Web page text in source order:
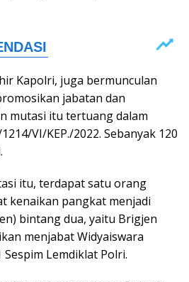
Kapolri, juga bermunculan
jabatan dan
mutasi itu tertuang dalam
VI/KEP./2022. Sebanyak 120
itu, terdapat satu orang
kenaikan pangkat menjadi
bintang dua, yaitu Brigjen
menjabat Widyaiswara
Lemdiklat Polri.